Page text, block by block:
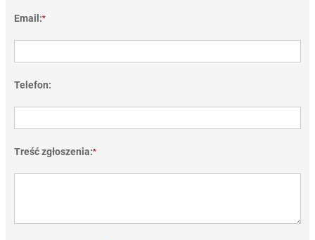
Email:*
Telefon:
Treść zgłoszenia:*